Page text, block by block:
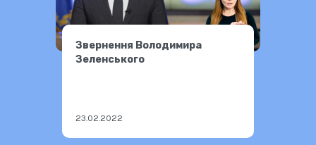
Звернення Володимира
Зеленського
23.02.2022